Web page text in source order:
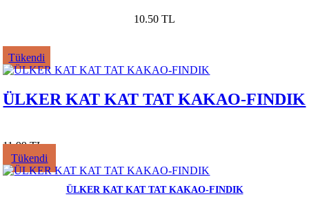
10.50 TL
Tükendi
ÜLKER KAT KAT TAT KAKAO-FINDIK
11.99 TL
Tükendi
ÜLKER KAT KAT TAT KAKAO-FINDIK